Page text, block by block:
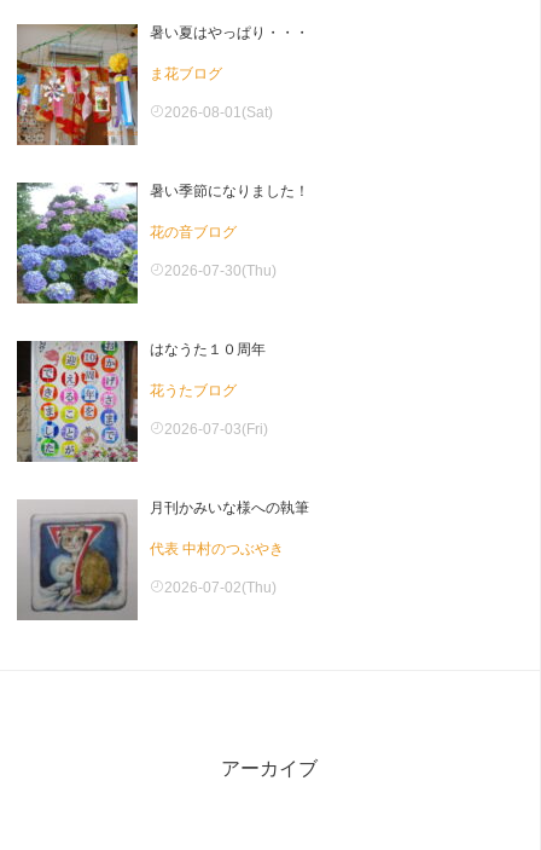
暑い夏はやっぱり・・・
ま花ブログ
2026-08-01(Sat)
暑い季節になりました！
花の音ブログ
2026-07-30(Thu)
はなうた１０周年
花うたブログ
2026-07-03(Fri)
月刊かみいな様への執筆
代表 中村のつぶやき
2026-07-02(Thu)
アーカイブ